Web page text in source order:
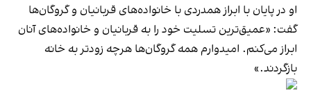
او در پایان با ابراز همدردی با خانواده‌های قربانیان و گروگان‌ها
گفت: «عمیق‌ترین تسلیت خود را به قربانیان و خانواده‌های آنان
ابراز می‌کنم. امیدوارم همه گروگان‌ها هرچه زودتر به خانه
بازگردند.»